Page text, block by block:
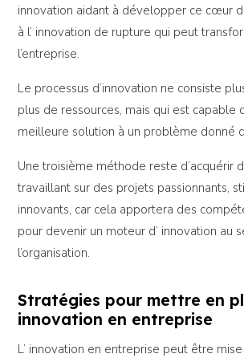
innovation aidant à développer ce cœur
à l’ innovation de rupture qui peut
l’entreprise.
Le processus d’innovation ne consiste
plus de ressources, mais qui est capable
meilleure solution à un problème donné
Une troisième méthode reste d’acquérir
travaillant sur des projets passionnants,
innovants, car cela apportera des
pour devenir un moteur d’ innovation au
l’organisation.
Stratégies pour mettre en
innovation en entreprise
L’ innovation en entreprise peut être